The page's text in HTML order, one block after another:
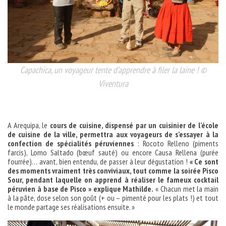
Capachica, un voyageur tente d’apprendre à filer la laine ! ©
Viventura
A Arequipa, le cours de cuisine, dispensé par un cuisinier de l’école
de cuisine de la ville, permettra aux voyageurs de s’essayer à la
confection de spécialités péruviennes : Rocoto Relleno (piments
farcis), Lomo Saltado (bœuf sauté) ou encore Causa Rellena (purée
fourrée)… avant, bien entendu, de passer à leur dégustation ! « Ce sont
des moments vraiment très conviviaux, tout comme la soirée Pisco
Sour, pendant laquelle on apprend à réaliser le fameux cocktail
péruvien à base de Pisco » explique Mathilde. « Chacun met la main
à la pâte, dose selon son goût (+ ou – pimenté pour les plats !) et tout
le monde partage ses réalisations ensuite. »